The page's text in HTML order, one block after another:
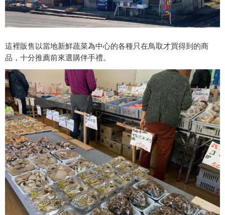
這裡販售以當地新鮮蔬菜為中心的各種只在鳥取才買得到的商
品，十分推薦前來選購伴手禮。